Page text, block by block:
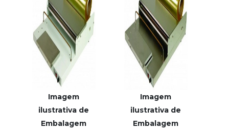
Imagem
ilustrativa de
Embalagem
Imagem
ilustrativa de
Embalagem